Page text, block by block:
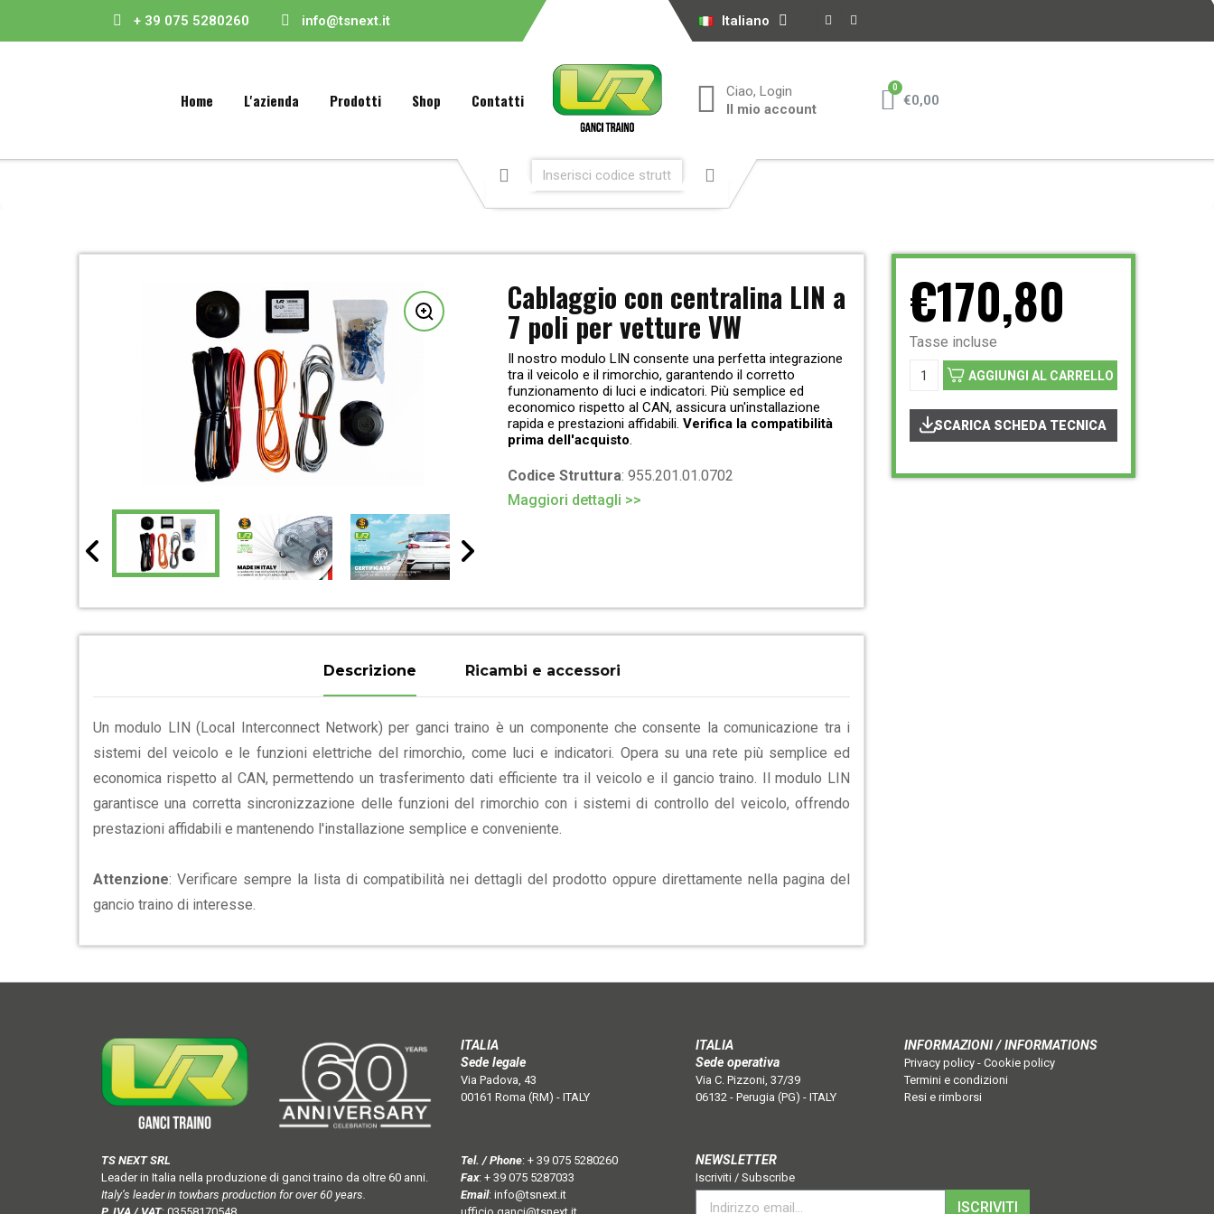
+ 39 075 5280260 info@tsnext.it Italiano
Home L'azienda Prodotti Shop Contatti
Ciao, Login
Il mio account
€0,00
Cablaggio con centralina LIN a
7 poli per vetture VW
Il nostro modulo LIN consente una perfetta integrazione
tra il veicolo e il rimorchio, garantendo il corretto
funzionamento di luci e indicatori. Più semplice ed
economico rispetto al CAN, assicura un'installazione
rapida e prestazioni affidabili. Verifica la compatibilità
prima dell'acquisto.
Codice Struttura: 955.201.01.0702
Maggiori dettagli >>
Descrizione Ricambi e accessori
Un modulo LIN (Local Interconnect Network) per ganci traino è un componente che consente la comunicazione tra i
sistemi del veicolo e le funzioni elettriche del rimorchio, come luci e indicatori. Opera su una rete più semplice ed
economica rispetto al CAN, permettendo un trasferimento dati efficiente tra il veicolo e il gancio traino. Il modulo LIN
garantisce una corretta sincronizzazione delle funzioni del rimorchio con i sistemi di controllo del veicolo, offrendo
prestazioni affidabili e mantenendo l'installazione semplice e conveniente.
Attenzione: Verificare sempre la lista di compatibilità nei dettagli del prodotto oppure direttamente nella pagina del
gancio traino di interesse.
€170,80
Tasse incluse
AGGIUNGI AL CARRELLO
SCARICA SCHEDA TECNICA
ITALIA
Sede legale
Via Padova, 43
00161 Roma (RM) - ITALY
ITALIA
Sede operativa
Via C. Pizzoni, 37/39
06132 - Perugia (PG) - ITALY
INFORMAZIONI / INFORMATIONS
Privacy policy -Cookie policy
Termini e condizioni
Resi e rimborsi
TS NEXT SRL
Leader in Italia nella produzione di ganci traino da oltre 60 anni.
Italy’s leader in towbars production for over 60 years.
Tel. / Phone: + 39 075 5280260
Fax: + 39 075 5287033
Email: info@tsnext.it
NEWSLETTER
Iscriviti / Subscribe
ISCRIVITI